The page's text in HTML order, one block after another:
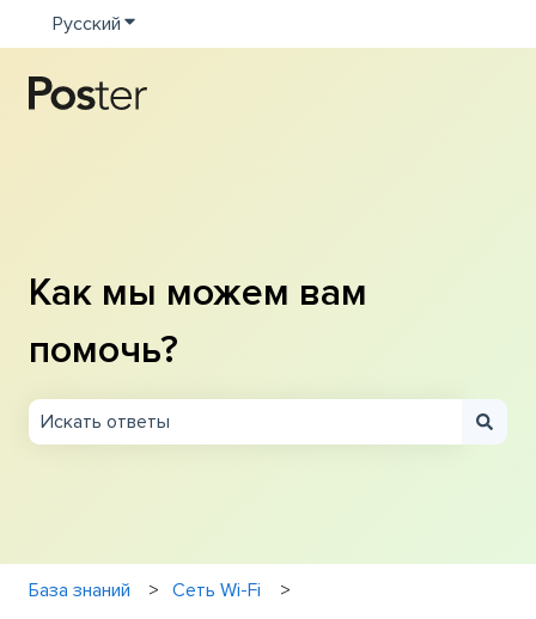
Русский Показать подменю для переводов
Как мы можем вам
помочь?
База знаний Сеть Wi-Fi